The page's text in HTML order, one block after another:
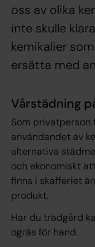
oss av olika
inte skulle
kemikalier
ersätta med
Vårstädning
Som
användandet av
alternativa
och ekonomiskt
finns i skafferiet
produkt.
Har du trädgård
ogräs för hand.